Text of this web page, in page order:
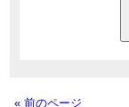
« 前のページ